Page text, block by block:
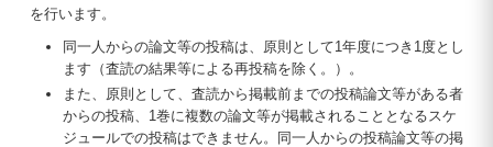
を行います。
同一人からの論文等の投稿は、原則として1年度につき1度とし
ます（査読の結果等による再投稿を除く。）。
また、原則として、査読から掲載前までの投稿論文等がある者
からの投稿、1巻に複数の論文等が掲載されることとなるスケ
ジュールでの投稿はできません。同一人からの投稿論文等の掲